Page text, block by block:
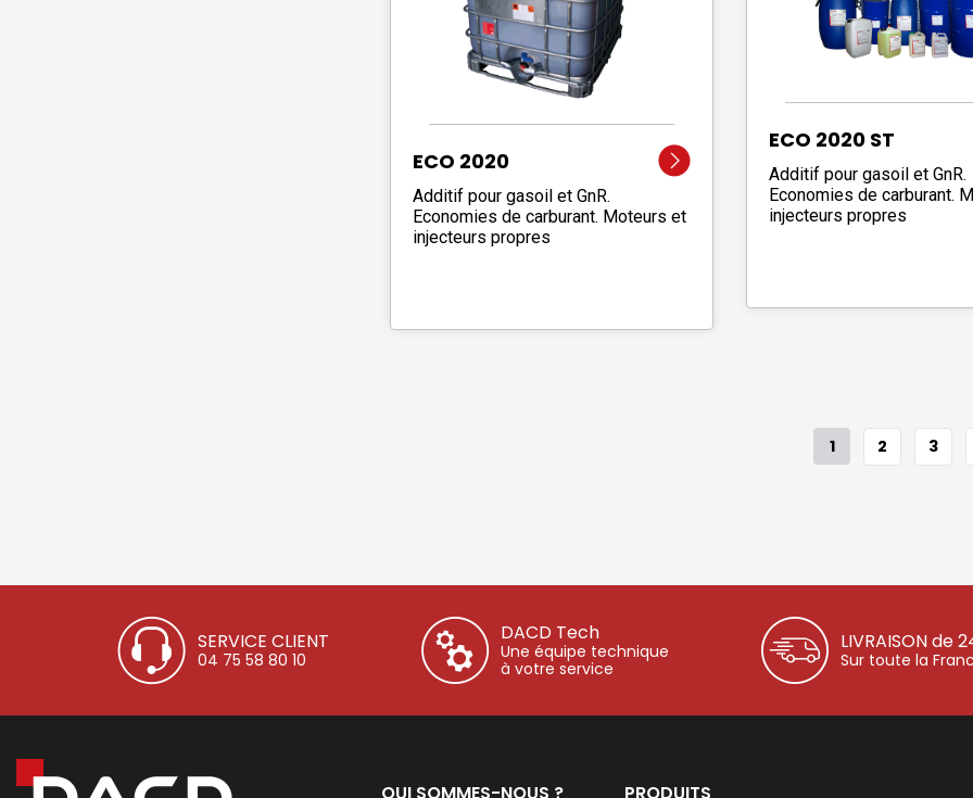
ECO 2020
Additif pour gasoil et GnR.
Economies de carburant. Moteurs et
injecteurs propres
ECO 2020 ST
Additif pour gasoil et GnR.
Economies de carburant.
injecteurs propres
1 2 3
SERVICE CLIENT
04 75 58 80 10
DACD Tech
Une équipe technique
à votre service
LIVRAISON de
Sur toute la
QUI SOMMES-NOUS ? PRODUITS